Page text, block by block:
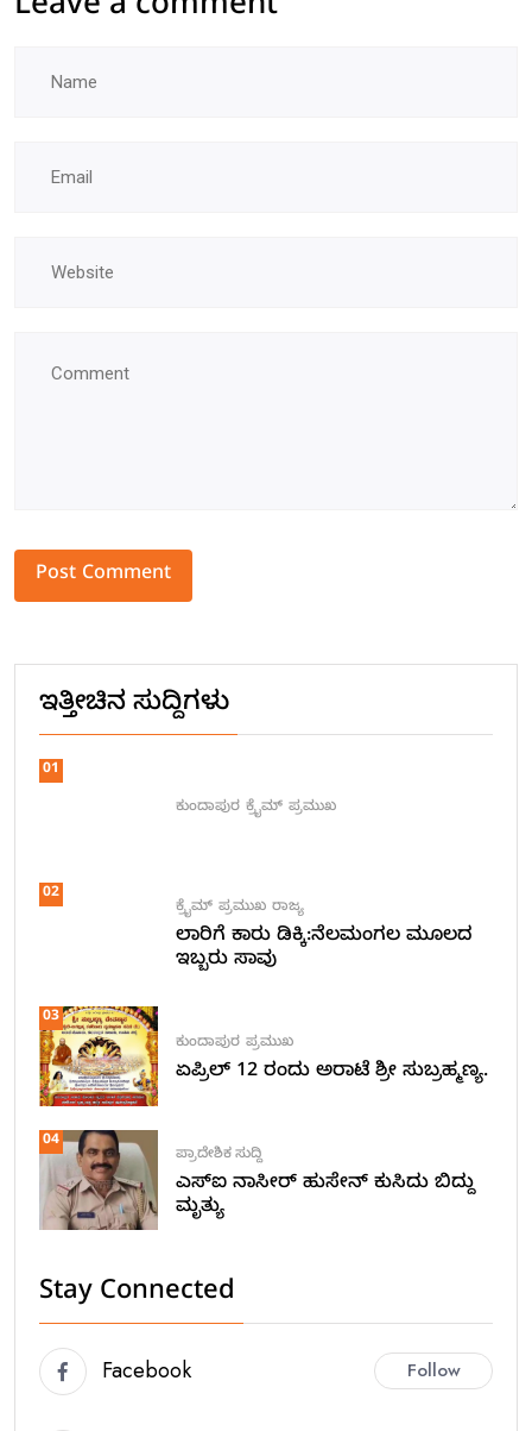
Leave a comment
ಇತ್ತೀಚಿನ ಸುದ್ದಿಗಳು
01
ಕುಂದಾಪುರ ಕ್ರೈಮ್ ಪ್ರಮುಖ
02
ಕ್ರೈಮ್ ಪ್ರಮುಖ ರಾಜ್ಯ
ಲಾರಿಗೆ ಕಾರು ಡಿಕ್ಕಿ:ನೆಲಮಂಗಲ ಮೂಲದ
ಇಬ್ಬರು ಸಾವು
03
ಕುಂದಾಪುರ ಪ್ರಮುಖ
ಏಪ್ರಿಲ್ 12 ರಂದು ಅರಾಟೆ ಶ್ರೀ ಸುಬ್ರಹ್ಮಣ್ಯ.
04
ಪ್ರಾದೇಶಿಕ ಸುದ್ದಿ
ಎಸ್ಐ ನಾಸೀರ್ ಹುಸೇನ್ ಕುಸಿದು ಬಿದ್ದು
ಮೃತ್ಯು
Stay Connected
Facebook Follow